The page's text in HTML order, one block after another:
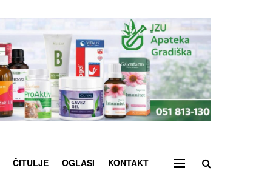
ČITULJE OGLASI KONTAKT